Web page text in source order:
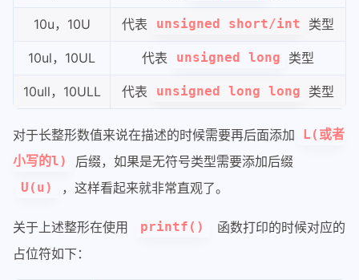
10u，10U 代表 unsigned short/int 类型
10ul，10UL 代表 unsigned long 类型
10ull，10ULL 代表 unsigned long long 类型
对于长整形数值来说在描述的时候需要再后面添加
L(或者
小写的l)
后缀，如果是无符号类型需要添加后缀
U(u) ，这样看起来就非常直观了。
关于上述整形在使用 printf()
函数打印的时候对应的
占位符如下：